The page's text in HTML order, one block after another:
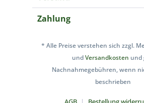
Zahlung
* Alle Preise verstehen sich zzgl.
undVersandkosten und
Nachnahmegebühren, wenn
beschrieben